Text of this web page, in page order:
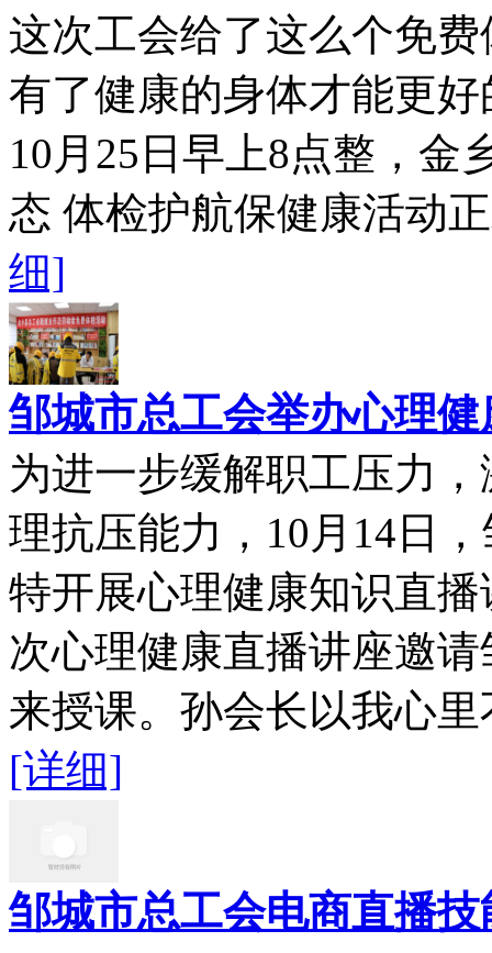
这次工会给了这么个免
有了健康的身体才能更
10月25日早上8点整，金
态 体检护航保健康活动
细]
邹城市总工会举办心理
为进一步缓解职工压力
理抗压能力，10月14日
特开展心理健康知识直
次心理健康直播讲座邀
来授课。孙会长以我心
[详细]
邹城市总工会电商直播